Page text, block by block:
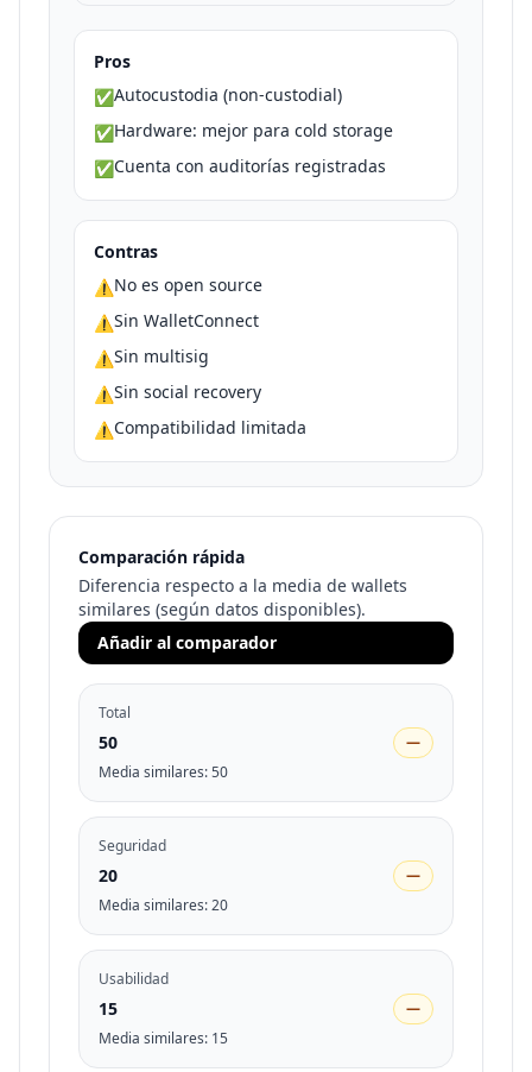
Pros
✅Autocustodia (non-custodial)
✅Hardware: mejor para cold storage
✅Cuenta con auditorías registradas
Contras
⚠️No es open source
⚠️Sin WalletConnect
⚠️Sin multisig
⚠️Sin social recovery
⚠️Compatibilidad limitada
Comparación rápida
Diferencia respecto a la media de wallets
similares (según datos disponibles).
Añadir al comparador
Total
50
—
Media similares:50
Seguridad
20
—
Media similares:20
Usabilidad
15
—
Media similares: 15